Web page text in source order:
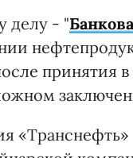
делу - "
принятия в